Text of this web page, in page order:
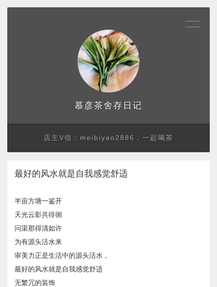
慕彦茶舍存日记
店主V信：meibiyao2886，一起喝茶
最好的风水就是自我感觉舒适
半亩方塘一鉴开
天光云影共徘徊
问渠那得清如许
为有源头活水来
审美力正是生活中的源头活水，
最好的风水就是自我感觉舒适
无繁冗的装饰